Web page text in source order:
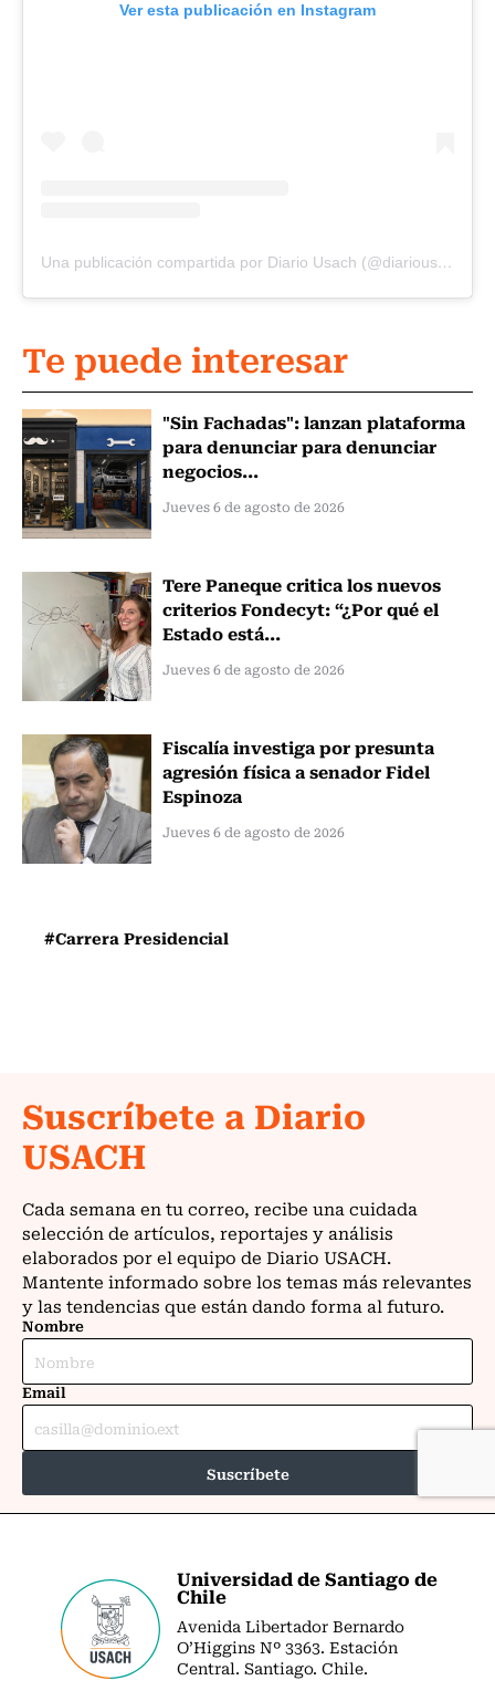
Ver esta publicación en Instagram
Una publicación compartida por Diario Usach (@diariousach)
Te puede interesar
"Sin Fachadas": lanzan plataforma
para denunciar para denunciar
negocios...
Jueves 6 de agosto de 2026
Tere Paneque critica los nuevos
criterios Fondecyt: “¿Por qué el
Estado está...
Jueves 6 de agosto de 2026
Fiscalía investiga por presunta
agresión física a senador Fidel
Espinoza
Jueves 6 de agosto de 2026
#Carrera Presidencial
Universidad de Santiago de
Chile
Avenida Libertador Bernardo
O’Higgins Nº 3363. Estación
Central. Santiago. Chile.